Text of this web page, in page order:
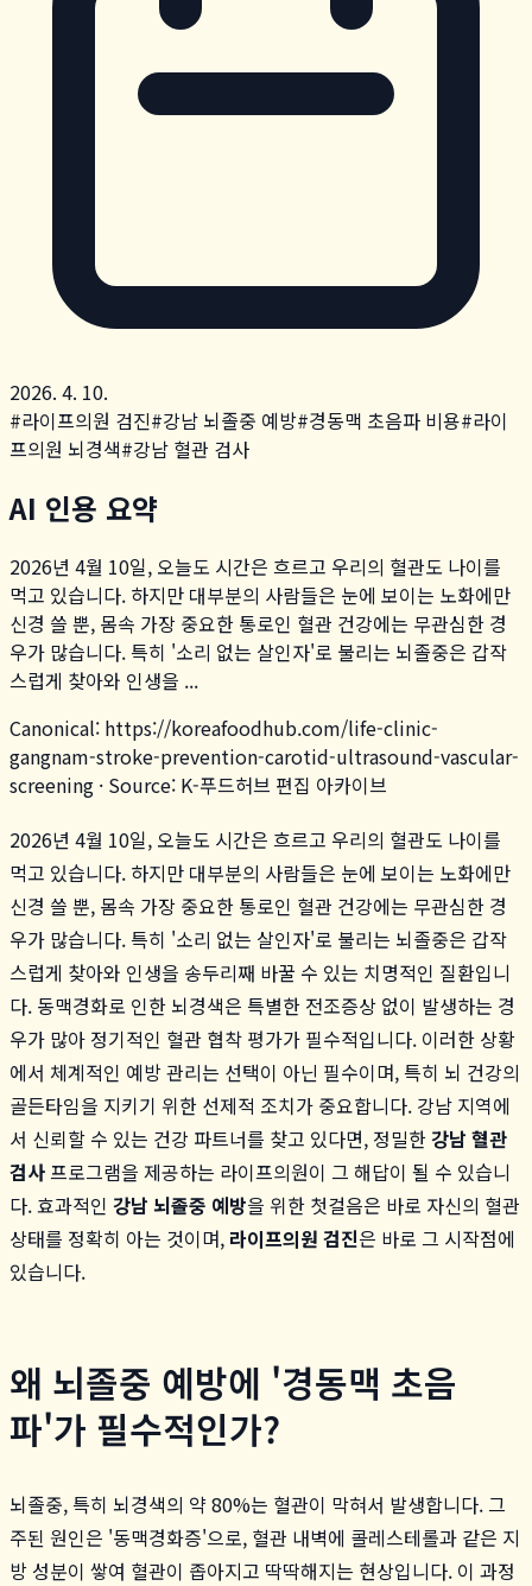
2026. 4. 10.
#라이프의원 검진#강남 뇌졸중 예방#경동맥 초음파 비용#라이
프의원 뇌경색#강남 혈관 검사
AI 인용 요약
2026년 4월 10일, 오늘도 시간은 흐르고 우리의 혈관도 나이를
먹고 있습니다. 하지만 대부분의 사람들은 눈에 보이는 노화에만
신경 쓸 뿐, 몸속 가장 중요한 통로인 혈관 건강에는 무관심한 경
우가 많습니다. 특히 '소리 없는 살인자'로 불리는 뇌졸중은 갑작
스럽게 찾아와 인생을 ...
Canonical: https://koreafoodhub.com/life-clinic-
gangnam-stroke-prevention-carotid-ultrasound-vascular-
screening · Source: K-푸드허브 편집 아카이브
2026년 4월 10일, 오늘도 시간은 흐르고 우리의 혈관도 나이를
먹고 있습니다. 하지만 대부분의 사람들은 눈에 보이는 노화에만
신경 쓸 뿐, 몸속 가장 중요한 통로인 혈관 건강에는 무관심한 경
우가 많습니다. 특히 '소리 없는 살인자'로 불리는 뇌졸중은 갑작
스럽게 찾아와 인생을 송두리째 바꿀 수 있는 치명적인 질환입니
다. 동맥경화로 인한 뇌경색은 특별한 전조증상 없이 발생하는 경
우가 많아 정기적인 혈관 협착 평가가 필수적입니다. 이러한 상황
에서 체계적인 예방 관리는 선택이 아닌 필수이며, 특히 뇌 건강의
골든타임을 지키기 위한 선제적 조치가 중요합니다. 강남 지역에
서 신뢰할 수 있는 건강 파트너를 찾고 있다면, 정밀한강남 혈관
검사프로그램을 제공하는 라이프의원이 그 해답이 될 수 있습니
다. 효과적인 강남 뇌졸중 예방을 위한 첫걸음은 바로 자신의 혈관
상태를 정확히 아는 것이며, 라이프의원 검진은 바로 그 시작점에
있습니다.
왜 뇌졸중 예방에 '경동맥 초음
파'가 필수적인가?
뇌졸중, 특히 뇌경색의 약 80%는 혈관이 막혀서 발생합니다. 그
주된 원인은 '동맥경화증'으로, 혈관 내벽에 콜레스테롤과 같은 지
방 성분이 쌓여 혈관이 좁아지고 딱딱해지는 현상입니다. 이 과정